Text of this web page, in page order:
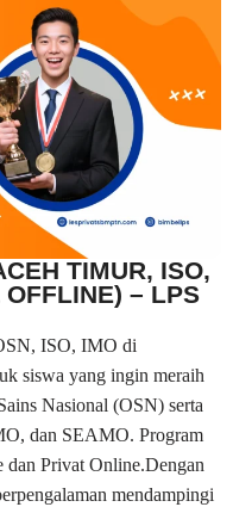
TIMUR, ISO,
– LPS
ISO, IMO di
siswa yang ingin meraih
Nasional (OSN) serta
dan SEAMO. Program
Privat Online.Dengan
mendampingi